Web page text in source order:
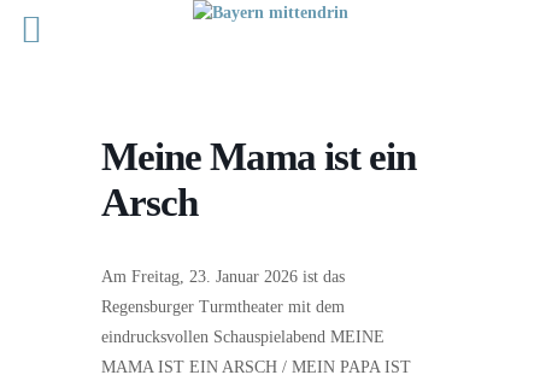
Meine Mama ist ein
Arsch
Am Freitag, 23. Januar 2026 ist das
Regensburger Turmtheater mit dem
eindrucksvollen Schauspielabend MEINE
MAMA IST EIN ARSCH / MEIN PAPA IST